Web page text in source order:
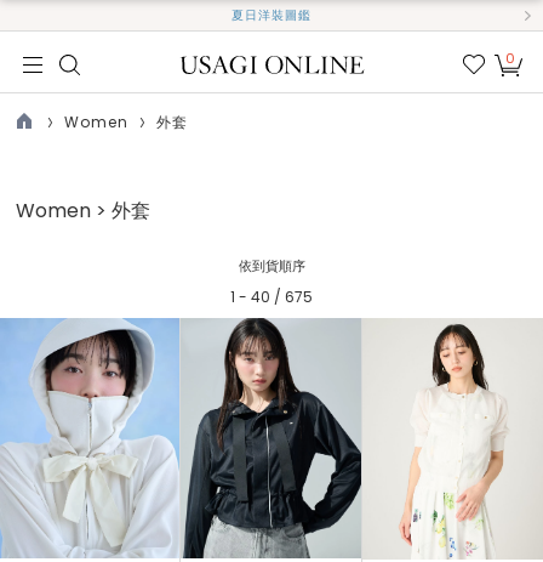
夏日洋裝圖鑑
我的
0
Women 外套
Women > 外套
依到貨順序
1 - 40 / 675